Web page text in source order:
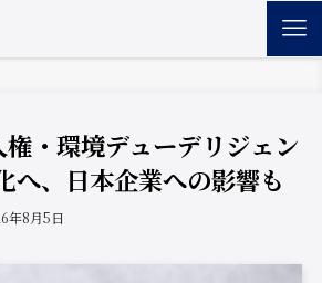
権・環境デューデリジェン
へ、日本企業への影響も
年8月5日